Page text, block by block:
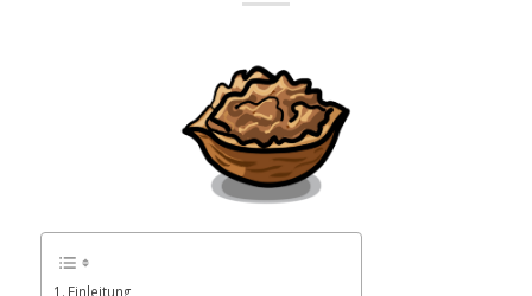
Einleitung